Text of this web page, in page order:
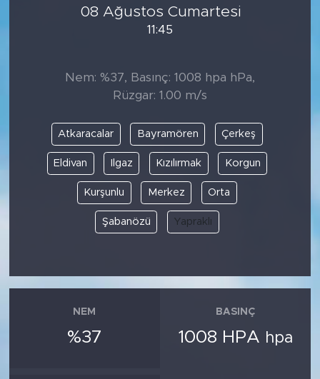
08 Ağustos Cumartesi
11:45
Nem: %37, Basınç: 1008 hpa hPa,
Rüzgar: 1.00 m/s
Atkaracalar Bayramören Çerkeş
Eldivan Ilgaz Kızılırmak Korgun
Kurşunlu Merkez Orta
Şabanözü Yapraklı
NEM
%37
BASINÇ
1008 HPA hpa